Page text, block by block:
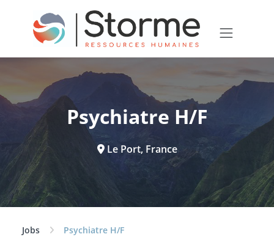
Psychiatre H/F
Le Port, France
Jobs Psychiatre H/F